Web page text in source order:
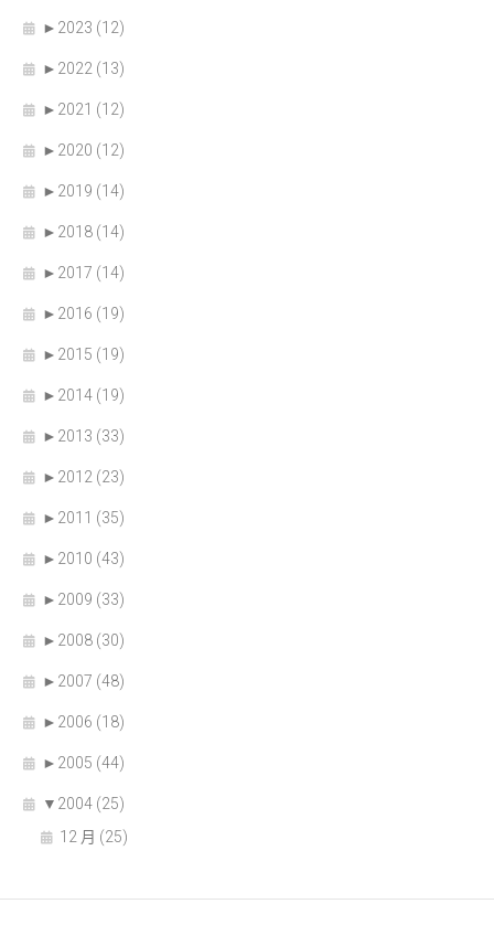
► 2023 (12)
► 2022 (13)
► 2021 (12)
► 2020 (12)
► 2019 (14)
► 2018 (14)
► 2017 (14)
► 2016 (19)
► 2015 (19)
► 2014 (19)
► 2013 (33)
► 2012 (23)
► 2011 (35)
► 2010 (43)
► 2009 (33)
► 2008 (30)
► 2007 (48)
► 2006 (18)
► 2005 (44)
▼ 2004 (25)
12 月 (25)